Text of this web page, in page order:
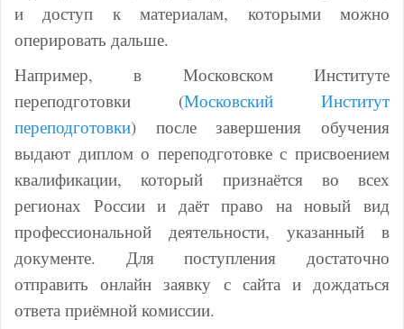
и доступ к материалам, которыми можно
оперировать дальше.
Например, в Московском Институте
переподготовки (Московский Институт
переподготовки) после завершения обучения
выдают диплом о переподготовке с присвоением
квалификации, который признаётся во всех
регионах России и даёт право на новый вид
профессиональной деятельности, указанный в
документе. Для поступления достаточно
отправить онлайн заявку с сайта и дождаться
ответа приёмной комиссии.